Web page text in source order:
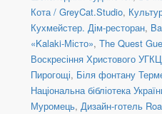
Кота / GreyCat.Studio,
Кухмейстер. Дім-ресторан,
«Kalaki-Місто», The Quest
Воскресіння Христового УГКЦ
Пирогощі, Біля фонтану
Національна бібліотека
Муромець, Дизайн-готель